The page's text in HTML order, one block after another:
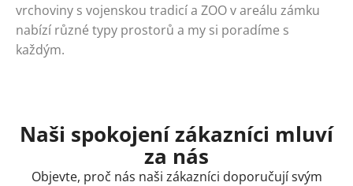
vrchoviny s vojenskou tradicí a ZOO v areálu zámku
nabízí různé typy prostorů a my si poradíme s
každým.
Naši spokojení zákazníci mluví
za nás
Objevte, proč nás naši zákazníci doporučují svým